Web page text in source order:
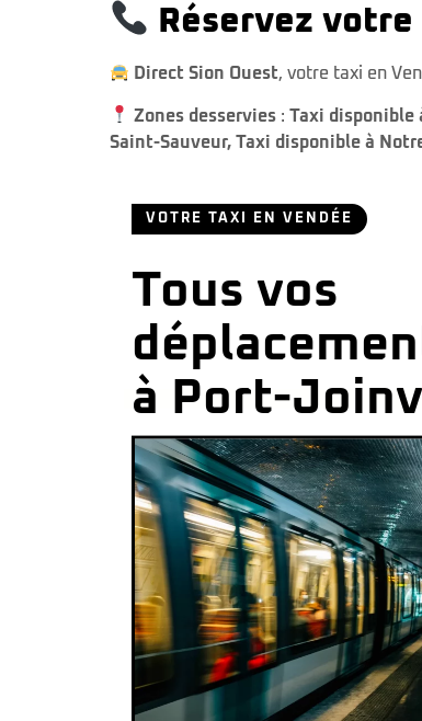
Réservez
Direct Sion Ouest, votre taxi en
Zones desservies :Taxi disponible
Saint-Sauveur, Taxi disponible à
VOTRE TAXI EN VENDÉE
Tous vos
à Port-